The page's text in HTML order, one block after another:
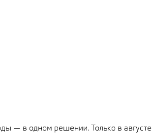
— в одном решении. Только в августе